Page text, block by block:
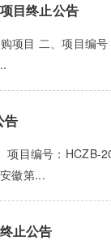
目终止公告
项目 二、项目编
告
目编号：
徽第...
止公告